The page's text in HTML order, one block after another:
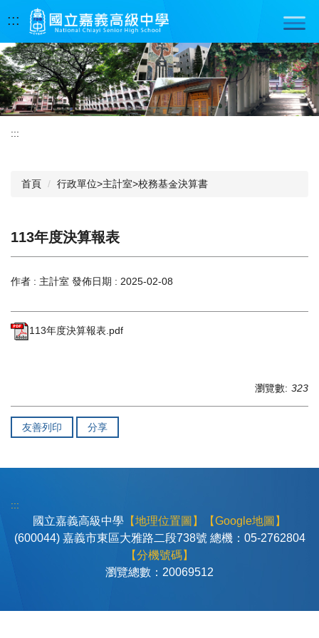
到
要
內
容
區
:::
:::
首頁 行政單位>主計室>校務基金決算書
113年度決算報表
作者 : 主計室 發佈日期 : 2025-02-08
113年度決算報表.pdf
瀏覽數: 323
友善列印 分享
:::
國立嘉義高級中學 【地理位置圖】
【Google地圖】
(600044) 嘉義市東區大雅路二段738號 總機：05-2762804
【分機號碼】
瀏覽總數： 20069512